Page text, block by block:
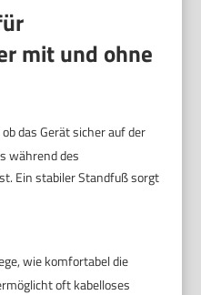
mit und ohne
das Gerät sicher auf der
während des
Ein stabiler Standfuß sorgt
wie komfortabel die
oft kabelloses